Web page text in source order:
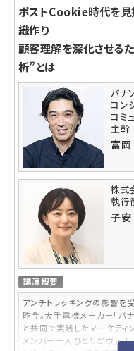
入門・脱初級・中級・上級
これから初めて動画活用を
効果的な動画活用を模索中
参加対象者
BtoC、BtoBを問わず、動画
受講するメリット
今後の動画活用を攻略する上
か、YouTube、Instagram、
がりが予想されるショート動
こんなニーズや悩みに答えら
・今後、動画活用が重要に
把握できていない
・動画を活用できるプラット
・とりあえず動画を制作し活
い
講師プロフィール
菅野 審也氏
前職では動画マーケティン
ポストCookie時代を見
織作り
顧客理解を深化させる
析”とは
パナ
コン
コミ
主幹
富岡
株式
執行
子安
講演概要
アンチトラッキングの影響を
昨今。大手電機メーカー「パ
と共同で実践したマーケティ
メンバー一人ひとりがヴァ